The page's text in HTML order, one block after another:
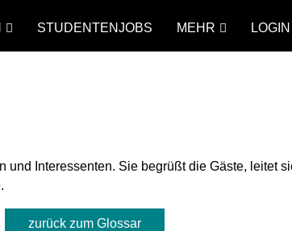
STUDENTENJOBS MEHR LOGIN
Interessenten. Sie begrüßt die Gäste, leitet
zurück zum Glossar